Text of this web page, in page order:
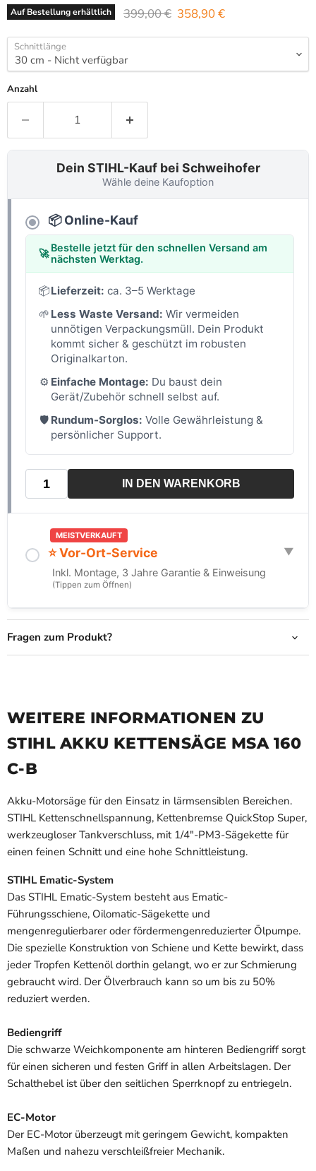
Auf Bestellung erhältlich Ursprünglicher Preis
399,00 € Aktueller Preis
358,90 €
Schnittlänge
Anzahl
Dein STIHL-Kauf bei Schweihofer
Wähle deine Kaufoption
📦 Online-Kauf
🚀 Bestelle jetzt für den schnellen Versand am
nächsten Werktag.
📦Lieferzeit: ca. 3–5 Werktage
🌱 Less Waste Versand: Wir vermeiden
unnötigen Verpackungsmüll. Dein Produkt
kommt sicher & geschützt im robusten
Originalkarton.
⚙️ Einfache Montage: Du baust dein
Gerät/Zubehör schnell selbst auf.
🛡️ Rundum-Sorglos: Volle Gewährleistung &
persönlicher Support.
IN DEN WARENKORB
MEISTVERKAUFT
⭐ Vor-Ort-Service
Inkl. Montage, 3 Jahre Garantie & Einweisung
(Tippen zum Öffnen)
Verbindliche Reservierung
Gesamtpreis:...(Zahlbar bei Abholung)
JETZT RESERVIEREN
Fragen zum Produkt?
WEITERE INFORMATIONEN ZU
STIHL AKKU KETTENSÄGE MSA 160
C-B
Akku-Motorsäge für den Einsatz in lärmsensiblen Bereichen.
STIHL Kettenschnellspannung, Kettenbremse QuickStop Super,
werkzeugloser Tankverschluss, mit 1/4"-PM3-Sägekette für
einen feinen Schnitt und eine hohe Schnittleistung.
STIHL Ematic-System
Das STIHL Ematic-System besteht aus Ematic-
Führungsschiene, Oilomatic-Sägekette und
mengenregulierbarer oder fördermengenreduzierter Ölpumpe.
Die spezielle Konstruktion von Schiene und Kette bewirkt, dass
jeder Tropfen Kettenöl dorthin gelangt, wo er zur Schmierung
gebraucht wird. Der Ölverbrauch kann so um bis zu 50%
reduziert werden.
Bediengriff
Die schwarze Weichkomponente am hinteren Bediengriff sorgt
für einen sicheren und festen Griff in allen Arbeitslagen. Der
Schalthebel ist über den seitlichen Sperrknopf zu entriegeln.
EC-Motor
Der EC-Motor überzeugt mit geringem Gewicht, kompakten
Maßen und nahezu verschleißfreier Mechanik.